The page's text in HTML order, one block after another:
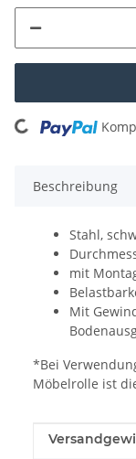
Loading...
Beschreibung
Stahl,
mit
Mit
*Bei
Möbelrolle ist
Wert